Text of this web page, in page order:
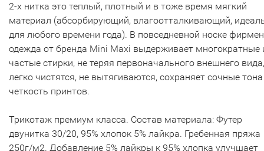
2-х нитка это теплый, плотный и в тоже время мягкий
материал (абсорбирующий, влагоотталкивающий,
для любого времени года). В повседневной носке
одежда от бренда Mini Maxi выдерживает многократные
частые стирки, не теряя первоначального внешнего вида,
легко чистятся, не вытягиваются, сохраняет сочные
четкость принтов.
Трикотаж премиум класса. Состав материала: Футер
двунитка 30/20, 95% хлопок 5% лайкра. Гребенная пряжа
250г/м2. Добавление 5% лайкры к 95% хлопка улучшает